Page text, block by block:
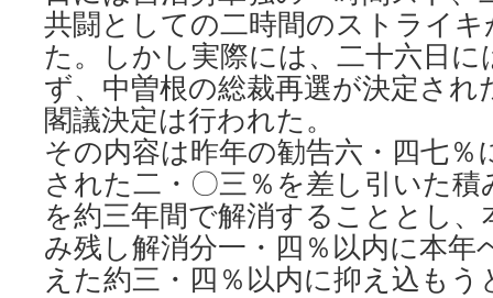
共闘としての二時間のストライ
た。しかし実際には、二十六日
ず、中曽根の総裁再選が決定され
閣議決定は行われた。
その内容は昨年の勧告六・四七％
された二・〇三％を差し引いた
を約三年間で解消することとし
み残し解消分一・四％以内に本年
えた約三・四％以内に抑え込も